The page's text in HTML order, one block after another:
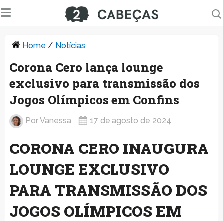
Home / Notícias
Corona Cero lança lounge
exclusivo para transmissão dos
Jogos Olímpicos em Confins
PorVanessa 17 de agosto de 2024
CORONA CERO INAUGURA
LOUNGE EXCLUSIVO
PARA TRANSMISSÃO DOS
JOGOS OLÍMPICOS EM